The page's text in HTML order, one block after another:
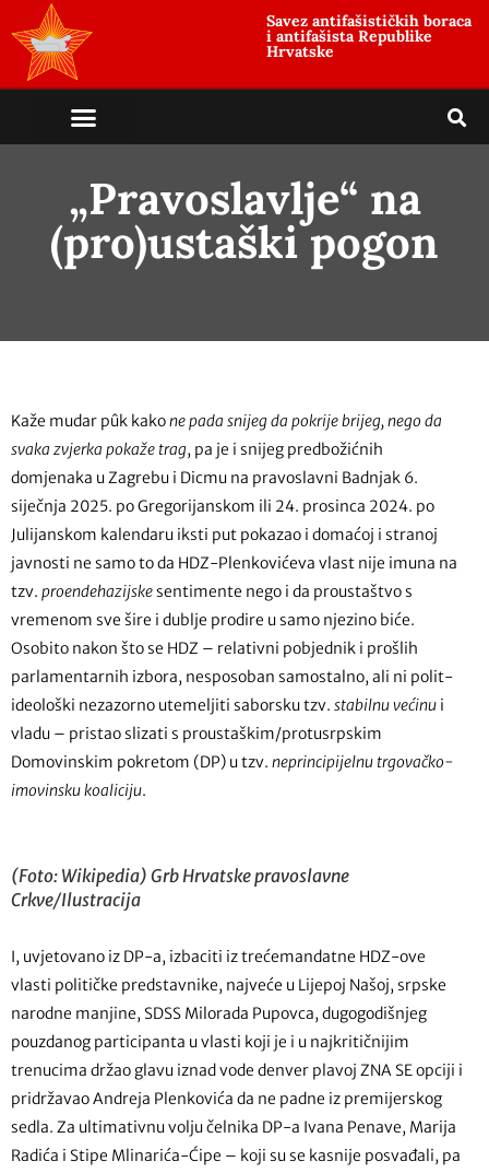
Savez antifašističkih boraca
i antifašista Republike
Hrvatske
„Pravoslavlje“ na
(pro)ustaški pogon
Kaže mudar pûk kakone pada snijeg da pokrije brijeg, nego da
svaka zvjerka pokaže trag, pa je i snijeg predbožićnih
domjenaka u Zagrebu i Dicmu na pravoslavni Badnjak 6.
siječnja 2025. po Gregorijanskom ili 24. prosinca 2024. po
Julijanskom kalendaru iksti put pokazao i domaćoj i stranoj
javnosti ne samo to da HDZ-Plenkovićeva vlast nije imuna na
tzv. proendehazijskesentimente nego i da proustaštvo s
vremenom sve šire i dublje prodire u samo njezino biće.
Osobito nakon što se HDZ – relativni pobjednik i prošlih
parlamentarnih izbora, nesposoban samostalno, ali ni polit-
ideološki nezazorno utemeljiti saborsku tzv. stabilnu većinu i
vladu – pristao slizati s proustaškim/protusrpskim
Domovinskim pokretom (DP) u tzv. neprincipijelnu trgovačko-
imovinsku koaliciju.
(Foto: Wikipedia) Grb Hrvatske pravoslavne
Crkve/Ilustracija
I, uvjetovano iz DP-a, izbaciti iz trećemandatne HDZ-ove
vlasti političke predstavnike, najveće u Lijepoj Našoj, srpske
narodne manjine, SDSS Milorada Pupovca, dugogodišnjeg
pouzdanog participanta u vlasti koji je i u najkritičnijim
trenucima držao glavu iznad vode denver plavoj ZNA SE opciji i
pridržavao Andreja Plenkovića da ne padne iz premijerskog
sedla. Za ultimativnu volju čelnika DP-a Ivana Penave, Marija
Radića i Stipe Mlinarića-Ćipe – koji su se kasnije posvađali, pa